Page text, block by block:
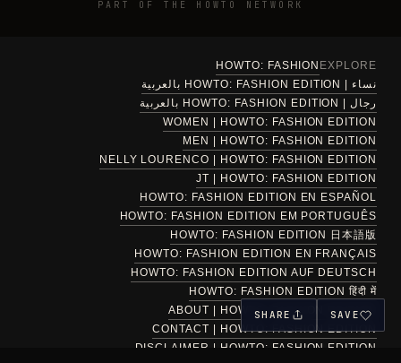
PART OF THE HOWTO NETWORK
EXPLORE
HOWTO: FASHION
نساء | HOWTO: FASHION EDITION بالعربية
رجال | HOWTO: FASHION EDITION بالعربية
WOMEN | HOWTO: FASHION EDITION
MEN | HOWTO: FASHION EDITION
NELLY LOURENCO | HOWTO: FASHION EDITION
JT | HOWTO: FASHION EDITION
HOWTO: FASHION EDITION EN ESPAÑOL
HOWTO: FASHION EDITION EM PORTUGUÊS
HOWTO: FASHION EDITION 日本語版
HOWTO: FASHION EDITION EN FRANÇAIS
HOWTO: FASHION EDITION AUF DEUTSCH
HOWTO: FASHION EDITION हिंदी में
ABOUT | HOWTO: FASHION EDITION
CONTACT | HOWTO: FASHION EDITION
DISCLAIMER | HOWTO: FASHION EDITION
SAVE
SHARE